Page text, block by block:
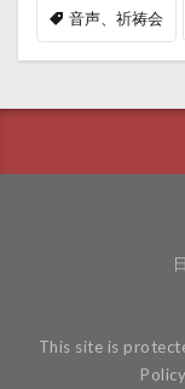
音声、祈祷会
This site is
Policy